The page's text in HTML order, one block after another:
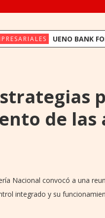
UENO BANK FORTALECE SU FONDEO INTERNACIONAL CON US$ 17,5 MILLONES DE TRIODOS
de las
Nacional convocó a una
integrado y su